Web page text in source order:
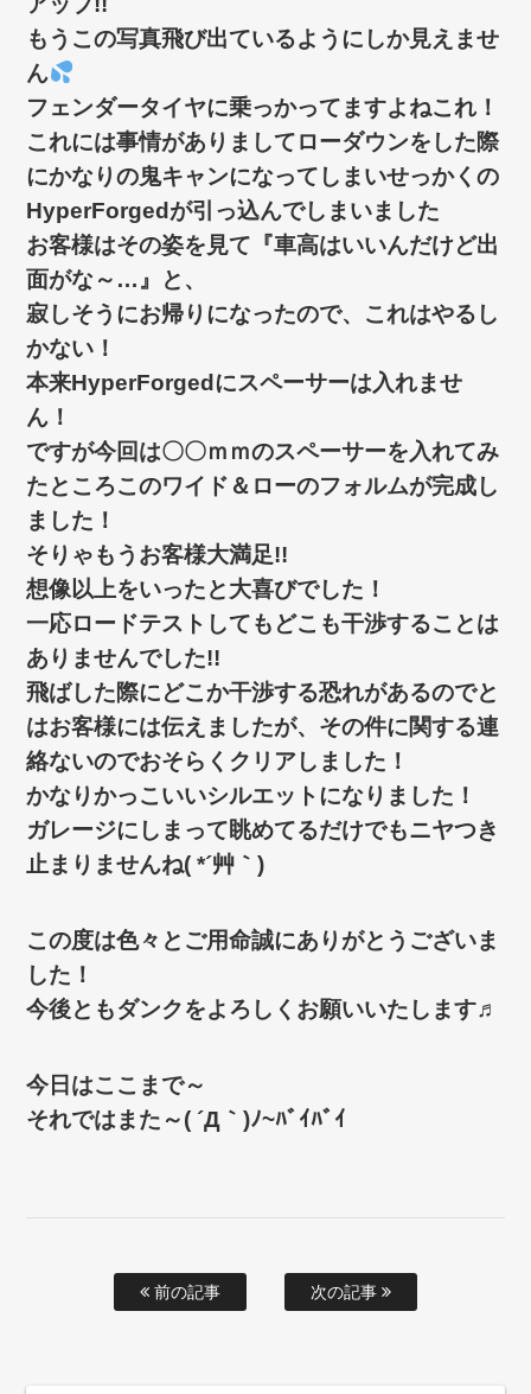
もうこの写真飛び出ているようにしか見えませ
ん
フェンダータイヤに乗っかってますよねこれ！
これには事情がありましてローダウンをした際
にかなりの鬼キャンになってしまいせっかくの
HyperForgedが引っ込んでしまいました
お客様はその姿を見て『車高はいいんだけど出
面がな～…』と、
寂しそうにお帰りになったので、これはやるし
かない！
本来HyperForgedにスペーサーは入れませ
ん！
ですが今回は〇〇ｍｍのスペーサーを入れてみ
たところこのワイド＆ローのフォルムが完成し
ました！
そりゃもうお客様大満足!!
想像以上をいったと大喜びでした！
一応ロードテストしてもどこも干渉することは
ありませんでした!!
飛ばした際にどこか干渉する恐れがあるのでと
はお客様には伝えましたが、その件に関する連
絡ないのでおそらくクリアしました！
かなりかっこいいシルエットになりました！
ガレージにしまって眺めてるだけでもニヤつき
止まりませんね( *´艸｀)
この度は色々とご用命誠にありがとうございま
した！
今後ともダンクをよろしくお願いいたします♬
今日はここまで～
それではまた～( ´Д｀)ﾉ~ﾊﾞｲﾊﾞｲ
前の記事 次の記事